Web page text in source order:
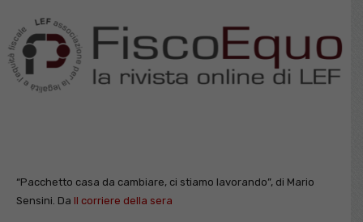
“Pacchetto casa da cambiare, ci stiamo lavorando”, di Mario
Sensini. Da Il corriere della sera